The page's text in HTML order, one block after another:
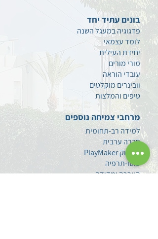
בונים עתיד יחד
פדגוגיה במעגל השנה
לומד עצמאי
יחידת העילית
מורי מורים
עובדי הוראה
וובינרים מוקלטים
טיפים והמלצות
מרחבי צמיחה נוספים
למידה רב-תחומית
חברה ערבית
משחוק PlayMaker
פוטו-תרפיה
הערכה ומדידה